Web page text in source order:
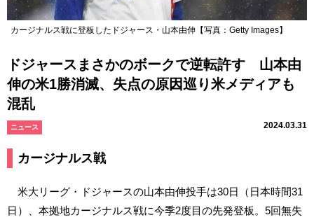
カージナルス戦に登板したドジャース・山本由伸【写真：Getty Images】
ドジャースまさかのボークで逆転許す 山本由
伸の米1勝消滅、失点の原因巡り米メディアも
混乱
ニュース 2024.03.31
カージナルス戦
米大リーグ・ドジャースの山本由伸投手は30日（日本時間31
日）、本拠地カージナルス戦に今季2度目の先発登板。5回無失